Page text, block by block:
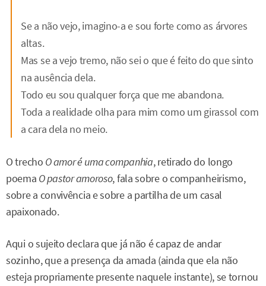
Se a não vejo, imagino-a e sou forte como as árvores
altas.
Mas se a vejo tremo, não sei o que é feito do que sinto
na ausência dela.
Todo eu sou qualquer força que me abandona.
Toda a realidade olha para mim como um girassol com
a cara dela no meio.
O trecho O amor é uma companhia, retirado do longo
poema O pastor amoroso, fala sobre o companheirismo,
sobre a convivência e sobre a partilha de um casal
apaixonado.
Aqui o sujeito declara que já não é capaz de andar
sozinho, que a presença da amada (ainda que ela não
esteja propriamente presente naquele instante), se tornou